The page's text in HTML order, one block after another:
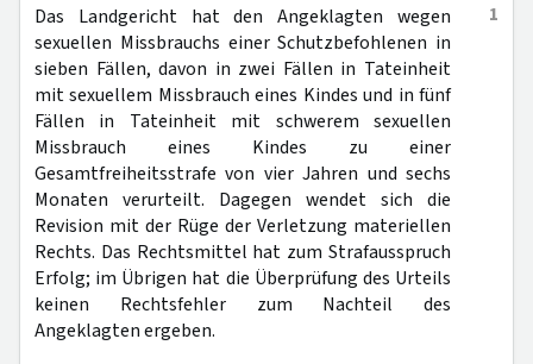
1
Das Landgericht hat den Angeklagten wegen
sexuellen Missbrauchs einer Schutzbefohlenen in
sieben Fällen, davon in zwei Fällen in Tateinheit
mit sexuellem Missbrauch eines Kindes und in fünf
Fällen in Tateinheit mit schwerem sexuellen
Missbrauch eines Kindes zu einer
Gesamtfreiheitsstrafe von vier Jahren und sechs
Monaten verurteilt. Dagegen wendet sich die
Revision mit der Rüge der Verletzung materiellen
Rechts. Das Rechtsmittel hat zum Strafausspruch
Erfolg; im Übrigen hat die Überprüfung des Urteils
keinen Rechtsfehler zum Nachteil des
Angeklagten ergeben.